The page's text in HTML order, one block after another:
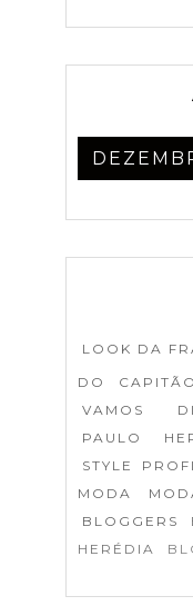
LOOK DA
DO CAPITÃO
VAMOS
PAULO
STYLE
MODA
BLOGGERS
HERÉDIA